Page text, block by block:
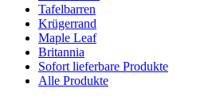
Tafelbarren
Krügerrand
Maple Leaf
Britannia
Sofort lieferbare Produkte
Alle Produkte